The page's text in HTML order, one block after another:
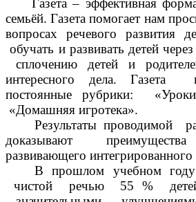
семьёй. Газета помогает нам
вопросах речевого развития
обучать и развивать детей
сплочению детей и
интересного дела. Газета
постоянные рубрики:
«Домашняя игротека».
Результаты проводимой
доказывают
развивающего интегрированного
В прошлом учебном
чистой речью 55 %